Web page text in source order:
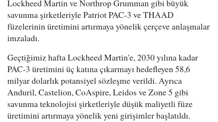
Lockheed Martin ve Northrop Grumman gibi büyük
savunma şirketleriyle Patriot PAC-3 ve THAAD
füzelerinin üretimini artırmaya yönelik çerçeve anlaşmalar
imzaladı.
Geçtiğimiz hafta Lockheed Martin'e, 2030 yılına kadar
PAC-3 üretimini üç katına çıkarmayı hedefleyen 58,6
milyar dolarlık potansiyel sözleşme verildi. Ayrıca
Anduril, Castelion, CoAspire, Leidos ve Zone 5 gibi
savunma teknolojisi şirketleriyle düşük maliyetli füze
üretimini artırmaya yönelik yeni girişimler başlatıldı.